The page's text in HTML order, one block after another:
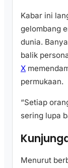
Kabar ini
gelombang
dunia.
balik
X
permukaan.
“Setiap
sering lupa
Menurut